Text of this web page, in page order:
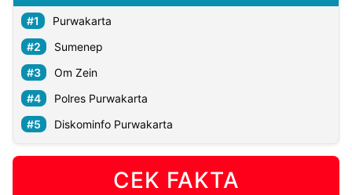
Purwakarta
Sumenep
Om Zein
Polres Purwakarta
Diskominfo Purwakarta
CEK FAKTA